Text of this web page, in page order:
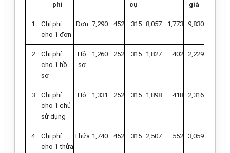
phí cụ giá
1
Chi phí
cho 1 đơn
Đơn 7,290 452 315 8,057 1,773 9,830
2
Chi phí
cho 1 hồ
sơ
Hồ
sơ
1,260 252 315 1,827 402 2,229
3
Chi phí
cho 1 chủ
sử dụng
Hộ 1,331 252 315 1,898 418 2,316
4
Chi phí
cho 1 thửa
Thửa 1,740 452 315 2,507 552 3,059